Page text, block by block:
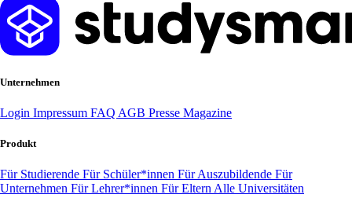
Unternehmen
Login Impressum FAQ AGB Presse Magazine
Produkt
Für Studierende Für Schüler*innen Für Auszubildende Für
Unternehmen Für Lehrer*innen Für Eltern Alle Universitäten